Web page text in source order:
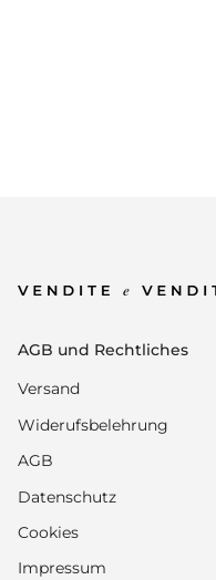
AGB und Rechtliches
Versand
Widerufsbelehrung
AGB
Datenschutz
Cookies
Impressum